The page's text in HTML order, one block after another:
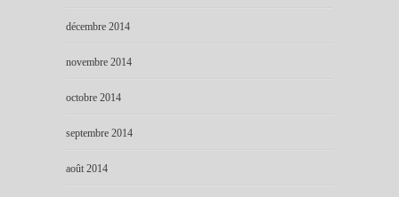
décembre 2014
novembre 2014
octobre 2014
septembre 2014
août 2014